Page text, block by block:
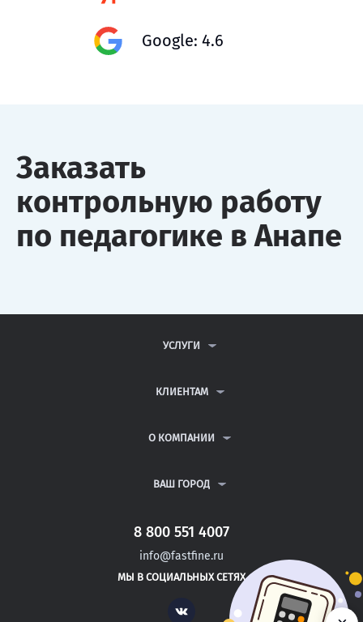
Google: 4.6
Заказать
контрольную работу
по педагогике в Анапе
УСЛУГИ
ДИПЛОМНЫЕ РАБОТЫ
РЕФЕРАТЫ
КЛИЕНТАМ
ВОПРОСЫ И ОТВЕТЫ
ПОЛИТИКА КОНФИДЕНЦИАЛЬНОСТИ
О КОМПАНИИ
КОНТАКТЫ
ВАШ ГОРОД
САНКТ-ПЕТЕРБУРГ
УДОМЛЯ
ВОЛГОДОНСК
8 800 551 4007
info@fastfine.ru
МЫ В СОЦИАЛЬНЫХ СЕТЯХ
Vk